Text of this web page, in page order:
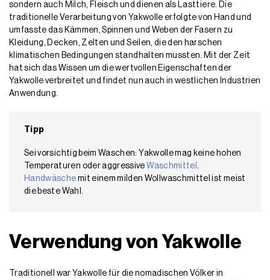
sondern auch Milch, Fleisch und dienen als Lasttiere. Die
traditionelle Verarbeitung von Yakwolle erfolgte von Hand und
umfasste das Kämmen, Spinnen und Weben der Fasern zu
Kleidung, Decken, Zelten und Seilen, die den harschen
klimatischen Bedingungen standhalten mussten. Mit der Zeit
hat sich das Wissen um die wertvollen Eigenschaften der
Yakwolle verbreitet und findet nun auch in westlichen Industrien
Anwendung.
Tipp
Sei vorsichtig beim Waschen: Yakwolle mag keine hohen
Temperaturen oder aggressiveWaschmittel
Handwäsche mit einem milden Wollwaschmittel ist meist
die beste Wahl.
Verwendung von Yakwolle
Traditionell war Yakwolle für die nomadischen Völker in